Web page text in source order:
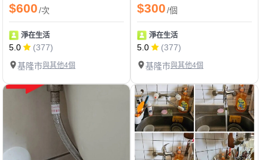
$600/次
淨在生活
5.0
(377)
基隆市與其他4個
$300/個
淨在生活
5.0
(377)
基隆市與其他4個